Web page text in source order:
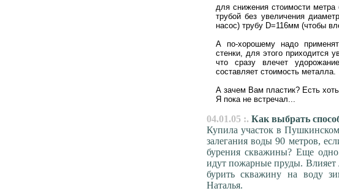
для снижения стоимости метра
трубой без увеличения
насос) трубу D=116мм (чтобы
А по-хорошему надо
стенки, для этого приходится
что сразу влечет
составляет стоимость металла.
А зачем Вам пластик? Есть
Я пока не встречал...
04.01.05 :. Как выбрать
Купила участок в
залегания воды 90 метров,
бурения скважины? Еще
идут пожарные пруды.
бурить скважину на воду
Наталья.